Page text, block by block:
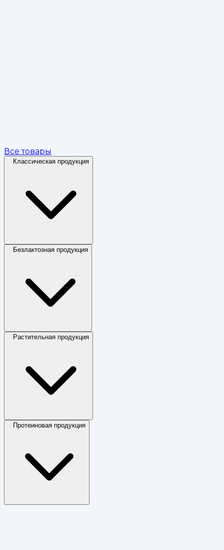
Все товары
Классическая продукция
Безлактозная продукция
Растительная продукция
Протеиновая продукция